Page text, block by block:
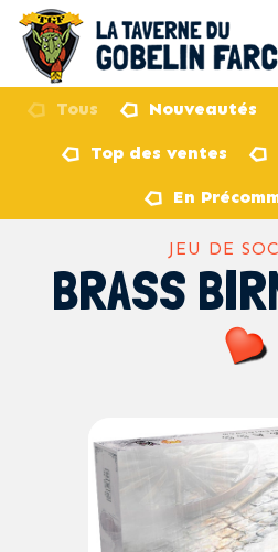
Tous Nouveautés
Top des ventes
En
JEU DE
BRASS